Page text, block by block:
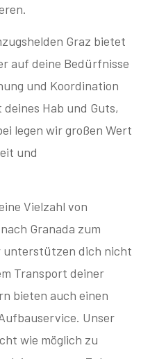
Graz bietet
auf deine Bedürfnisse
und Koordination
Hab und Guts,
legen wir großen Wert
und
Vielzahl von
Granada zum
unterstützen dich nicht
Transport deiner
bieten auch einen
Unser
wie möglich zu